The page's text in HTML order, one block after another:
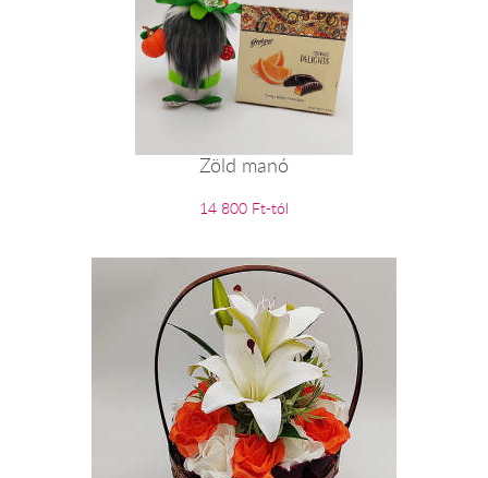
Zöld manó
14 800 Ft-tól